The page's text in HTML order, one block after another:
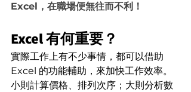
Excel，在職場便無往而不利！
Excel 有何重要？
實際工作上有不少事情，都可以借助
Excel 的功能輔助，來加快工作效率。
小則計算價格、排列次序；大則分析數